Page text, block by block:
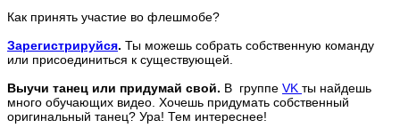
Как принять участие во флешмобе?
Зарегистрируйся. Ты можешь собрать собственную команду
или присоединиться к существующей.
Выучи танец или придумай свой. В группе VK ты найдешь
много обучающих видео. Хочешь придумать собственный
оригинальный танец? Ура! Тем интереснее!